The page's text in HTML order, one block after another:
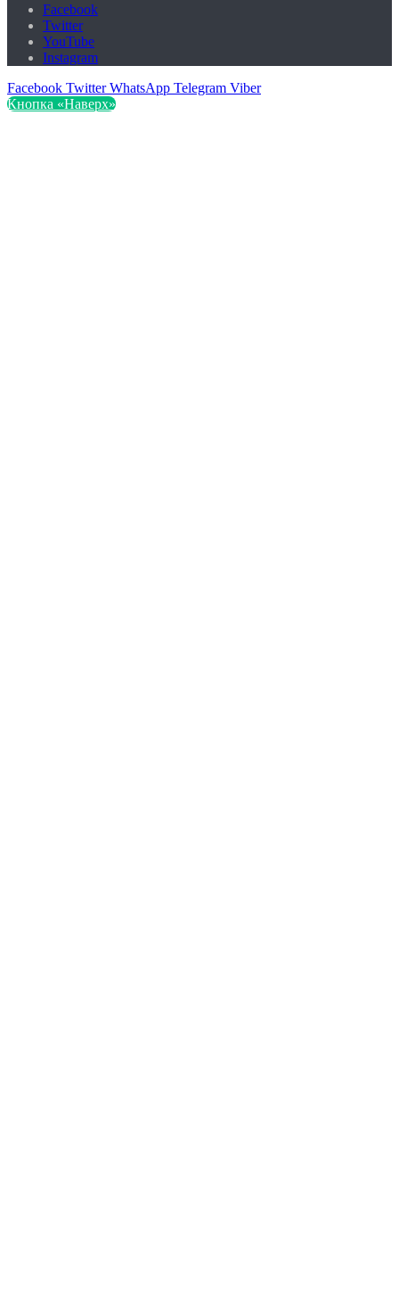
Facebook
Twitter
YouTube
Instagram
Facebook Twitter WhatsApp Telegram Viber
Кнопка «Наверх»